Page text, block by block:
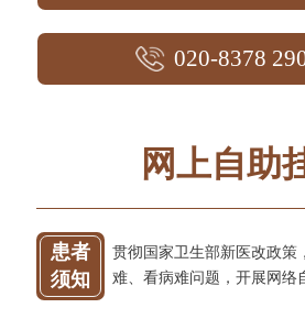
020-8378
网上自助
患者
须知
贯彻国家卫生部新医改政策
难、看病难问题，开展网络